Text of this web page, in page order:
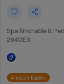
Spa hinchable 8
28412EX
Amazon España